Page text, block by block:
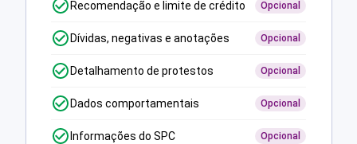
Recomendação e limite de crédito Opcional
Dívidas, negativas e anotações Opcional
Detalhamento de protestos Opcional
Dados comportamentais Opcional
Informações do SPC Opcional